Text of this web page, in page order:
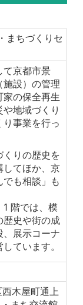
まちづくりセ
て京都市景
設）の管理
の保全再生
地域づくり
事業を行っ
くりの歴史を
してほか、京
も相談」も
1 階では、模
歴史や街の成
、展示コーナ
ています。
木屋町通上